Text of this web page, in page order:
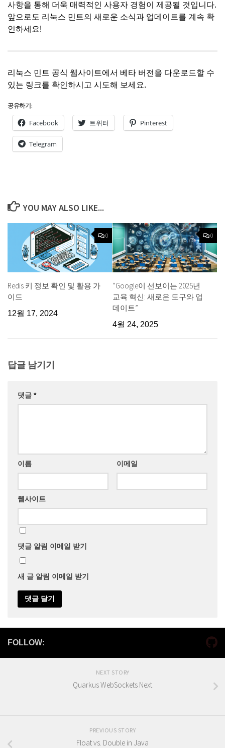
사항을 통해 더욱 매력적인 사용자 경험이 제공될 것입니다.
앞으로도 리눅스 민트의 새로운 소식과 업데이트를 계속 확
인하세요!
리눅스 민트 공식 웹사이트에서 베타 버전을 다운로드할 수
있는 링크를 확인하시고 시도해 보세요.
공유하기:
Facebook 트위터 Pinterest
Telegram
YOU MAY ALSO LIKE...
0
Redis 키 정보 확인 및 활용 가
이드
12월 17, 2024
0
“Google이 선보이는 2025년
교육 혁신: 새로운 도구와 업
데이트”
4월 24, 2025
답글 남기기
댓글 *
이름 이메일
웹사이트
댓글 알림 이메일 받기
새 글 알림 이메일 받기
FOLLOW:
NEXT STORY
Quarkus WebSockets Next
PREVIOUS STORY
Float vs. Double in Java